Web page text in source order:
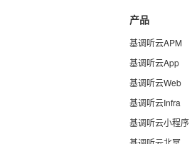
产品
基调听云APM
基调听云App
基调听云Web
基调听云Infra
基调听云小程序